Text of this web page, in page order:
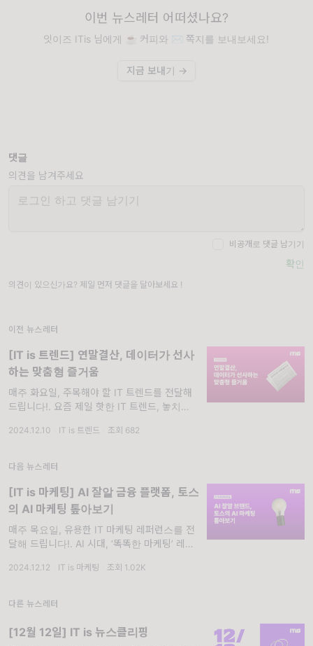
이번 뉴스레터 어떠셨나요?
잇이즈 ITis 님에게 ☕️ 커피와 ✉️ 쪽지를 보내보세요!
지금 보내기 →
댓글
의견을 남겨주세요
비공개로 댓글 남기기
확인
의견이 있으신가요? 제일 먼저 댓글을 달아보세요 !
이전 뉴스레터
[IT is 트렌드] 연말결산, 데이터가 선사
하는 맞춤형 즐거움
매주 화요일, 주목해야 할 IT 트렌드를 전달해
드립니다!. 요즘 제일 핫한 IT 트렌드, 놓치고
소식을 전달해 드립니다!
2024.12.10 IT is 트렌드 조회 682
다음 뉴스레터
[IT is 마케팅] AI 잘알 금융 플랫폼, 토스
의 AI 마케팅 톺아보기
매주 목요일, 유용한 IT 마케팅 레퍼런스를 전
달해 드립니다!. AI 시대, ‘똑똑한 마케팅’ 레퍼
마케팅 레퍼런스를 전달해 드립니다! AI 기술을
하면
2024.12.12 IT is 마케팅 조회 1.02K
다른 뉴스레터
[12월 12일] IT is 뉴스클리핑